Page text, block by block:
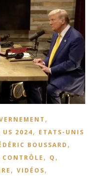
,
US 2024, ETATS-UNIS
BOUSSARD ,
, Q ,
, VIDÉOS,